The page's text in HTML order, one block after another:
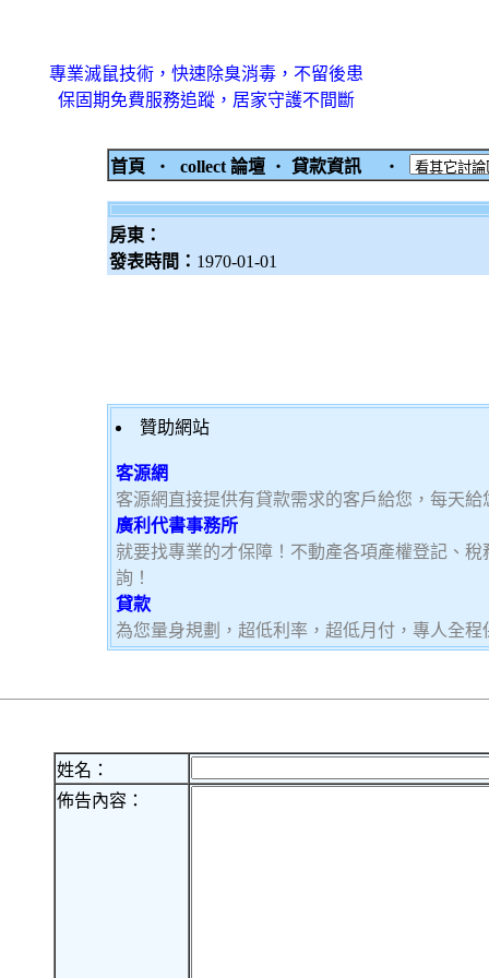
專業滅鼠技術，快速除臭消毒，不留後患
保固期免費服務追蹤，居家守護不間斷
首頁 ‧ collect 論壇 ‧ 貸款資訊 ‧
房東：
發表時間： 1970-01-01
贊助網站
客源網
客源網直接提供有貸款需求的客戶給您，每天
廣利代書事務所
就要找專業的才保障！不動產各項產權登記、
詢！
貸款
為您量身規劃，超低利率，超低月付，專人全
姓名：
佈告內容：